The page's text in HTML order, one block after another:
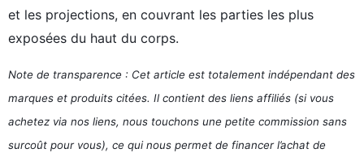
et les projections, en couvrant les parties les plus
exposées du haut du corps.
Note de transparence : Cet article est totalement indépendant des
marques et produits citées. Il contient des liens affiliés (si vous
achetez via nos liens, nous touchons une petite commission sans
surcoût pour vous), ce qui nous permet de financer l’achat de